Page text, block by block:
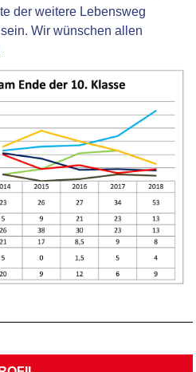
der weitere Lebensweg
Wir wünschen allen